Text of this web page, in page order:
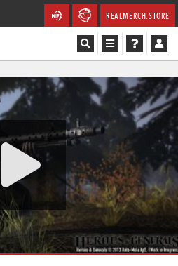
REALMERCH.STORE